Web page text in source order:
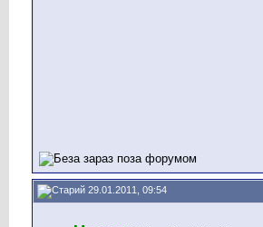
29.01.2011, 09:54